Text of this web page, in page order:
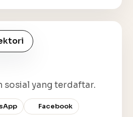
sosial yang terdaftar.
Facebook